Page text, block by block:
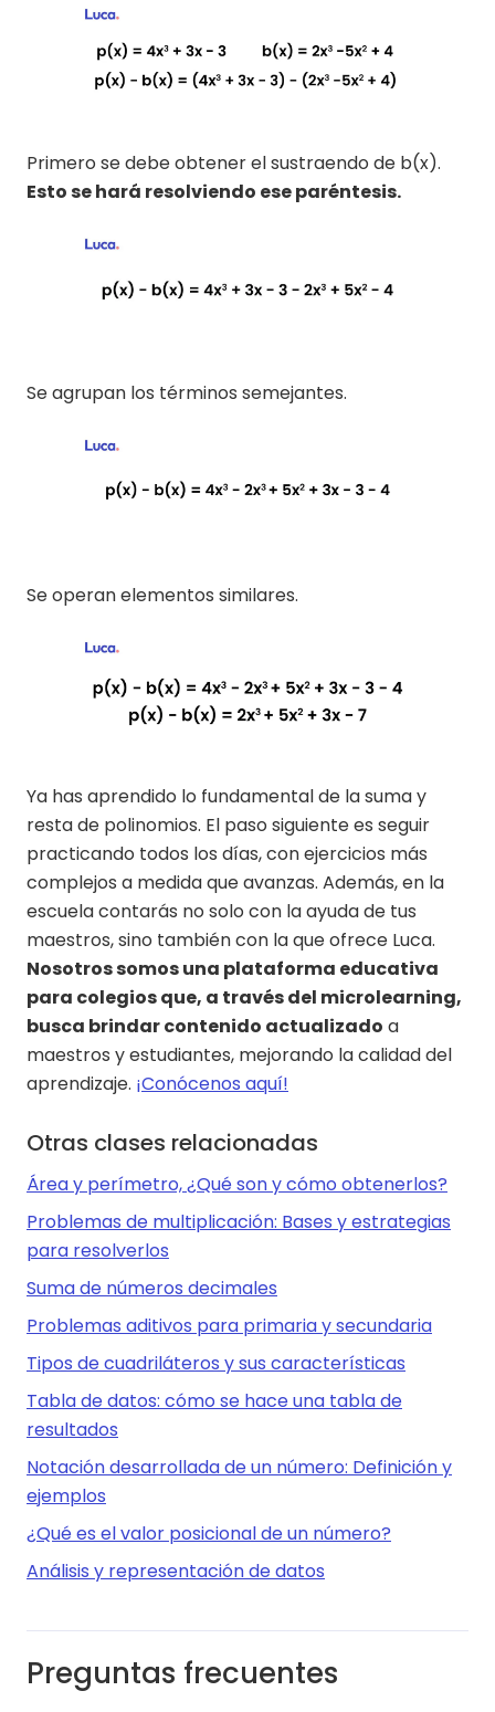
Primero se debe obtener el sustraendo de b(x).
Esto se hará resolviendo ese paréntesis.
Se agrupan los términos semejantes.
Se operan elementos similares.
Ya has aprendido lo fundamental de la suma y
resta de polinomios. El paso siguiente es seguir
practicando todos los días, con ejercicios más
complejos a medida que avanzas. Además, en la
escuela contarás no solo con la ayuda de tus
maestros, sino también con la que ofrece Luca.
Nosotros somos una plataforma educativa
para colegios que, a través del microlearning,
busca brindar contenido actualizado a
maestros y estudiantes, mejorando la calidad del
aprendizaje. ¡Conócenos aquí!
Otras clases relacionadas
Área y perímetro, ¿Qué son y cómo obtenerlos?
Problemas de multiplicación: Bases y estrategias
para resolverlos
Suma de números decimales
Problemas aditivos para primaria y secundaria
Tipos de cuadriláteros y sus características
Tabla de datos: cómo se hace una tabla de
resultados
Notación desarrollada de un número: Definición y
ejemplos
¿Qué es el valor posicional de un número?
Análisis y representación de datos
Preguntas frecuentes